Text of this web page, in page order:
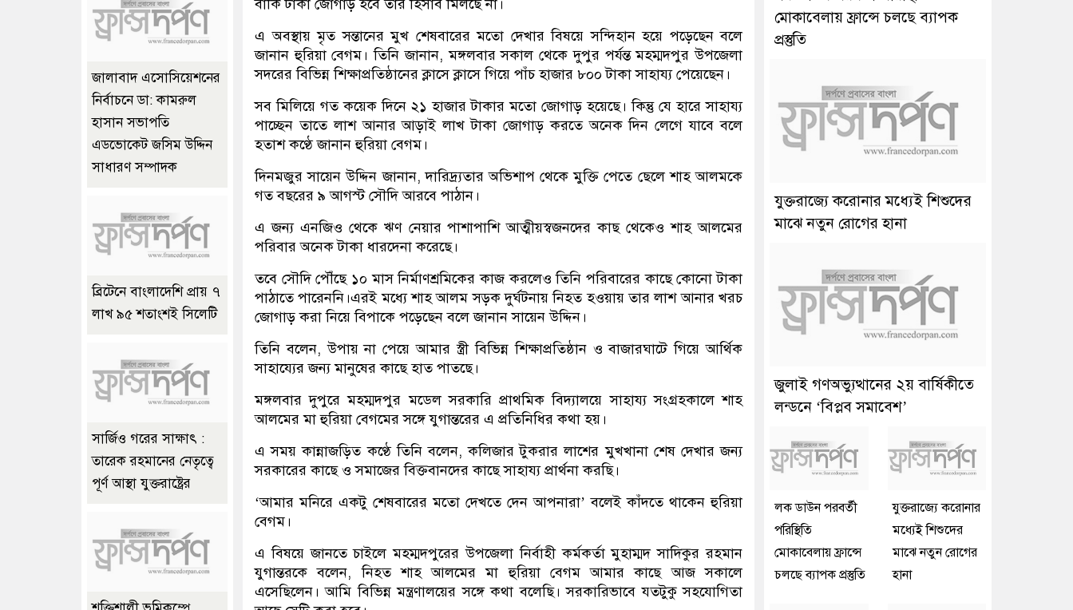
বাকি টাকা জোগাড় হবে তার হিসাব মিলছে না।
এ অবস্থায় মৃত সন্তানের মুখ শেষবারের মতো দেখার বিষয়ে সন্দিহান হয়ে পড়েছেন বলে
জানান হুরিয়া বেগম। তিনি জানান, মঙ্গলবার সকাল থেকে দুপুর পর্যন্ত মহম্মদপুর উপজেলা
সদরের বিভিন্ন শিক্ষাপ্রতিষ্ঠানের ক্লাসে ক্লাসে গিয়ে পাঁচ হাজার ৮০০ টাকা সাহায্য পেয়েছেন।
সব মিলিয়ে গত কয়েক দিনে ২১ হাজার টাকার মতো জোগাড় হয়েছে। কিন্তু যে হারে সাহায্য
পাচ্ছেন তাতে লাশ আনার আড়াই লাখ টাকা জোগাড় করতে অনেক দিন লেগে যাবে বলে
হতাশ কণ্ঠে জানান হুরিয়া বেগম।
দিনমজুর সায়েন উদ্দিন জানান, দারিদ্র্যতার অভিশাপ থেকে মুক্তি পেতে ছেলে শাহ আলমকে
গত বছরের ৯ আগস্ট সৌদি আরবে পাঠান।
এ জন্য এনজিও থেকে ঋণ নেয়ার পাশাপাশি আত্মীয়স্বজনদের কাছ থেকেও শাহ আলমের
পরিবার অনেক টাকা ধারদেনা করেছে।
তবে সৌদি পৌঁছে ১০ মাস নির্মাণশ্রমিকের কাজ করলেও তিনি পরিবারের কাছে কোনো টাকা
পাঠাতে পারেননি।এরই মধ্যে শাহ আলম সড়ক দুর্ঘটনায় নিহত হওয়ায় তার লাশ আনার খরচ
জোগাড় করা নিয়ে বিপাকে পড়েছেন বলে জানান সায়েন উদ্দিন।
তিনি বলেন, উপায় না পেয়ে আমার স্ত্রী বিভিন্ন শিক্ষাপ্রতিষ্ঠান ও বাজারঘাটে গিয়ে আর্থিক
সাহায্যের জন্য মানুষের কাছে হাত পাতছে।
মঙ্গলবার দুপুরে মহম্মদপুর মডেল সরকারি প্রাথমিক বিদ্যালয়ে সাহায্য সংগ্রহকালে শাহ
আলমের মা হুরিয়া বেগমের সঙ্গে যুগান্তরের এ প্রতিনিধির কথা হয়।
এ সময় কান্নাজড়িত কণ্ঠে তিনি বলেন, কলিজার টুকরার লাশের মুখখানা শেষ দেখার জন্য
সরকারের কাছে ও সমাজের বিক্তবানদের কাছে সাহায্য প্রার্থনা করছি।
‘আমার মনিরে একটু শেষবারের মতো দেখতে দেন আপনারা’ বলেই কাঁদতে থাকেন হুরিয়া
বেগম।
এ বিষয়ে জানতে চাইলে মহম্মদপুরের উপজেলা নির্বাহী কর্মকর্তা মুহাম্মদ সাদিকুর রহমান
যুগান্তরকে বলেন, নিহত শাহ আলমের মা হুরিয়া বেগম আমার কাছে আজ সকালে
এসেছিলেন। আমি বিভিন্ন মন্ত্রণালয়ের সঙ্গে কথা বলেছি। সরকারিভাবে যতটুকু সহযোগিতা
জালাবাদ এসোসিয়েশনের
নির্বাচনে ডা: কামরুল
হাসান সভাপতি
এডভোকেট জসিম উদ্দিন
সাধারণ সম্পাদক
ব্রিটেনে বাংলাদেশি প্রায় ৭
লাখ ৯৫ শতাংশই সিলেটি
সার্জিও গরের সাক্ষাৎ :
তারেক রহমানের নেতৃত্বে
পূর্ণ আস্থা যুক্তরাষ্ট্রের
মোকাবেলায় ফ্রান্সে চলছে ব্যাপক
প্রস্তুতি
যুক্তরাজ্যে করোনার মধ্যেই শিশুদের
মাঝে নতুন রোগের হানা
জুলাই গণঅভ্যুত্থানের ২য় বার্ষিকীতে
লন্ডনে ‘বিপ্লব সমাবেশ’
লক ডাউন পরবর্তী
পরিস্থিতি
মোকাবেলায় ফ্রান্সে
চলছে ব্যাপক প্রস্তুতি
যুক্তরাজ্যে করোনার
মধ্যেই শিশুদের
মাঝে নতুন রোগের
হানা